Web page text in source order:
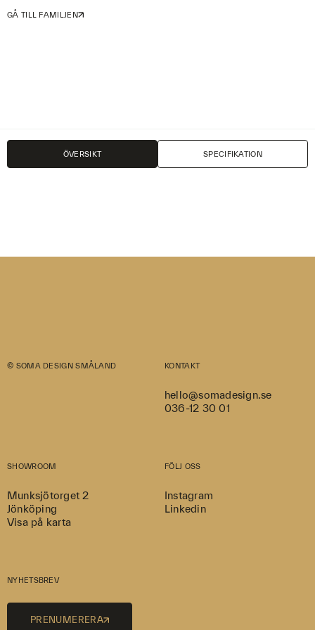
GÅ TILL FAMILJEN
ÖVERSIKT SPECIFIKATION
PRODUKTBLAD PRISLISTA
© SOMA DESIGN SMÅLAND KONTAKT
hello@somadesign.se
036-12 30 01
SHOWROOM
Munksjötorget 2
Jönköping
Visa på karta
FÖLJ OSS
Instagram
Linkedin
NYHETSBREV
PRENUMERERA